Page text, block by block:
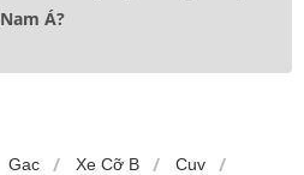
Nam Á?
Gac Xe Cỡ B
Cuv